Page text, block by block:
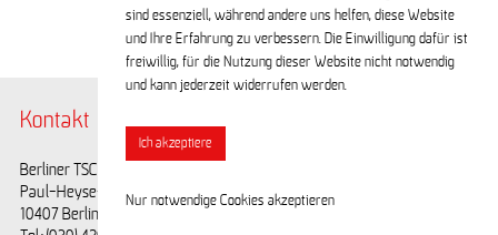
Kontakt
Berliner TSC e.V.
Paul-Heyse-Straße 25
10407 Berlin
Youtube
sind essenziell, während andere uns helfen, diese Website
und Ihre Erfahrung zu verbessern. Die Einwilligung dafür ist
freiwillig, für die Nutzung dieser Website nicht notwendig
und kann jederzeit widerrufen werden.
Ich akzeptiere
Nur notwendige Cookies akzeptieren